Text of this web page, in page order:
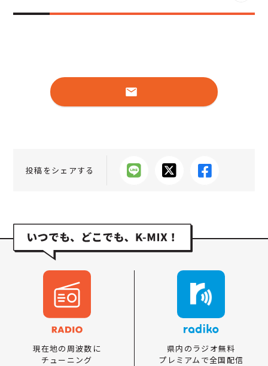
投稿をシェアする
現在地の周波数に
チューニング
県内のラジオ無料
プレミアムで全国配信